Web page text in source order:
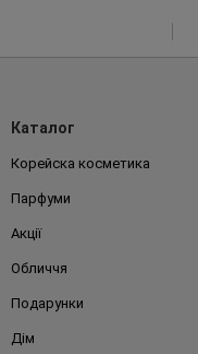
Каталог
Корейска косметика
Парфуми
Акції
Обличчя
Подарунки
Дім